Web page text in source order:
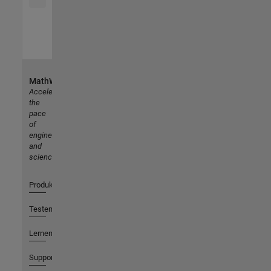
MathWorks
Accelerating
the
pace
of
engineering
and
science
Produkte
Testen oder Kaufen
Lernen
Support